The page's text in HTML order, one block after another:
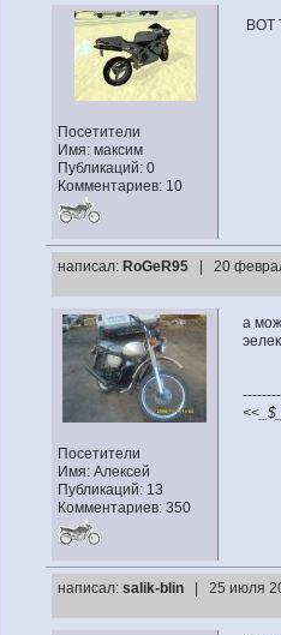
Посетители
Имя: максим
Публикаций: 0
Комментариев: 10
ВОТ
написал: RoGeR95 | 20
Посетители
Имя: Алексей
Публикаций: 13
Комментариев: 350
а
написал: salik-blin | 25 июля